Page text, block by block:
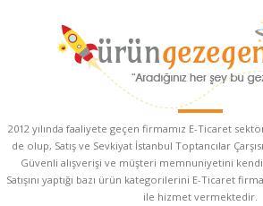
2012 yılında faaliyete geçen firmamız E-Ticaret
de olup, Satış ve Sevkiyat İstanbul Toptancılar
Güvenli alışverişi ve müşteri memnuniyetini
Satışını yaptığı bazı ürün kategorilerini E-Ticaret
ile hizmet vermektedir.